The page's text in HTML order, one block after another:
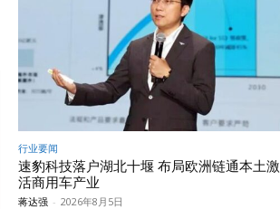
行业要闻
速豹科技落户湖北十堰 布局欧洲链通本土激
活商用车产业
蒋达强 - 2026年8月5日